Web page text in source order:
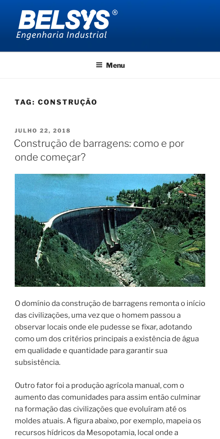
conteúdo
BELSYS ENGENHARIA
Menu
TAG: CONSTRUÇÃO
PUBLICADO
EM
JULHO 22, 2018
Construção de barragens: como e por
onde começar?
O domínio da construção de barragens remonta o início
das civilizações, uma vez que o homem passou a
observar locais onde ele pudesse se fixar, adotando
como um dos critérios principais a existência de água
em qualidade e quantidade para garantir sua
subsistência.
Outro fator foi a produção agrícola manual, com o
aumento das comunidades para assim então culminar
na formação das civilizações que evoluíram até os
moldes atuais. A figura abaixo, por exemplo, mapeia os
recursos hídricos da Mesopotamia, local onde a